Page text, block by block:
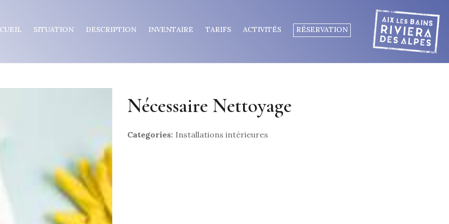
SITUATION DESCRIPTION INVENTAIRE TARIFS ACTIVITÉS RÉSERVATION
Nécessaire Nettoyage
Categories: Installations intérieures